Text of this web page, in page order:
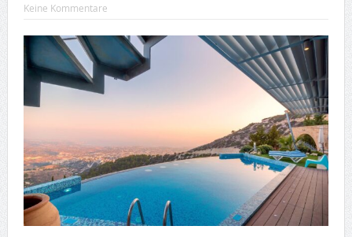
Keine Kommentare